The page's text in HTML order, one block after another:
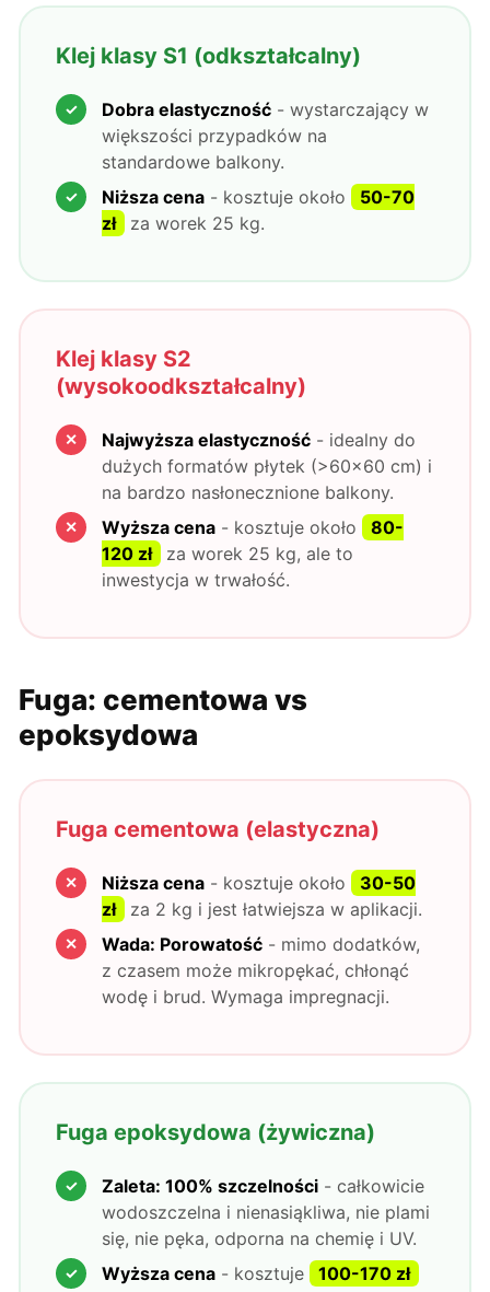
Klej klasy S1 (odkształcalny)
Dobra elastyczność - wystarczający w
większości przypadków na
standardowe balkony.
Niższa cena - kosztuje około
50-70
zł
za worek 25 kg.
Klej klasy S2
(wysokoodkształcalny)
Najwyższa elastyczność - idealny do
dużych formatów płytek (>60x60 cm) i
na bardzo nasłonecznione balkony.
Wyższa cena - kosztuje około
80-
120 zł
za worek 25 kg, ale to
inwestycja w trwałość.
Fuga: cementowa vs
epoksydowa
Fuga cementowa (elastyczna)
Niższa cena - kosztuje około
30-50
zł
za 2 kg i jest łatwiejsza w aplikacji.
Wada: Porowatość - mimo dodatków,
z czasem może mikropękać, chłonąć
wodę i brud. Wymaga impregnacji.
Fuga epoksydowa (żywiczna)
Zaleta: 100% szczelności - całkowicie
wodoszczelna i nienasiąkliwa, nie plami
się, nie pęka, odporna na chemię i UV.
Wyższa cena - kosztuje
100-170 zł